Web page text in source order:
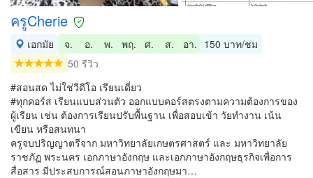
ครูCherie
เอกมัย จ. อ. พ. พฤ. ศ. ส. อา. 150 บาท/ชม
50 รีวิว
#สอนสด ไม่ใช่วีดีโอ เรียนเดี่ยว
#ทุกคอร์ส เรียนแบบส่วนตัว ออกแบบคอร์สตรงตามความต้องการของ
ผู้เรียน เช่น ต้องการเรียนปรับพื้นฐาน เพื่อสอบเข้า วัยทำงาน เน้น
เขียน หรือสนทนา
ครูจบปริญญาตรีจาก มหาวิทยาลัยเกษตรศาสตร์ และ มหาวิทยาลัย
ราชภัฏ พระนคร เอกภาษาอังกฤษ และเอกภาษาอังกฤษธุรกิจเพื่อการ
สื่อสาร มีประสบการณ์สอนภาษาอังกฤษมา…